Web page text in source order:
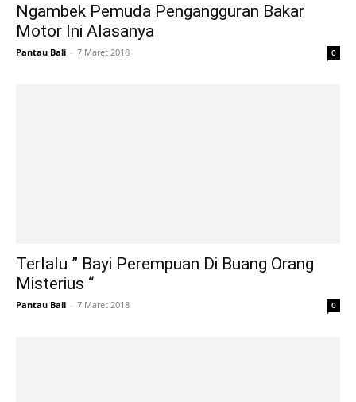
Ngambek Pemuda Pengangguran Bakar
Motor Ini Alasanya
Pantau Bali - 7 Maret 2018 0
Terlalu ” Bayi Perempuan Di Buang Orang
Misterius “
Pantau Bali - 7 Maret 2018 0